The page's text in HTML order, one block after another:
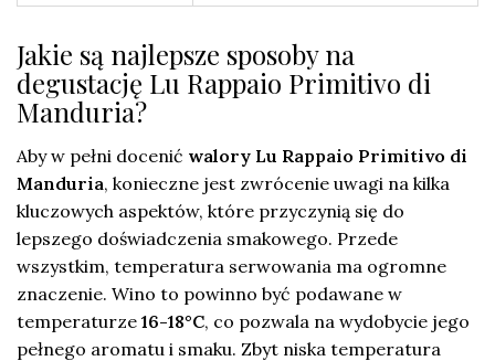
Jakie są najlepsze sposoby na
degustację Lu Rappaio Primitivo di
Manduria?
Aby w pełni docenić walory Lu Rappaio Primitivo di
Manduria, konieczne jest zwrócenie uwagi na kilka
kluczowych aspektów, które przyczynią się do
lepszego doświadczenia smakowego. Przede
wszystkim, temperatura serwowania ma ogromne
znaczenie. Wino to powinno być podawane w
temperaturze16-18°C, co pozwala na wydobycie jego
pełnego aromatu i smaku. Zbyt niska temperatura